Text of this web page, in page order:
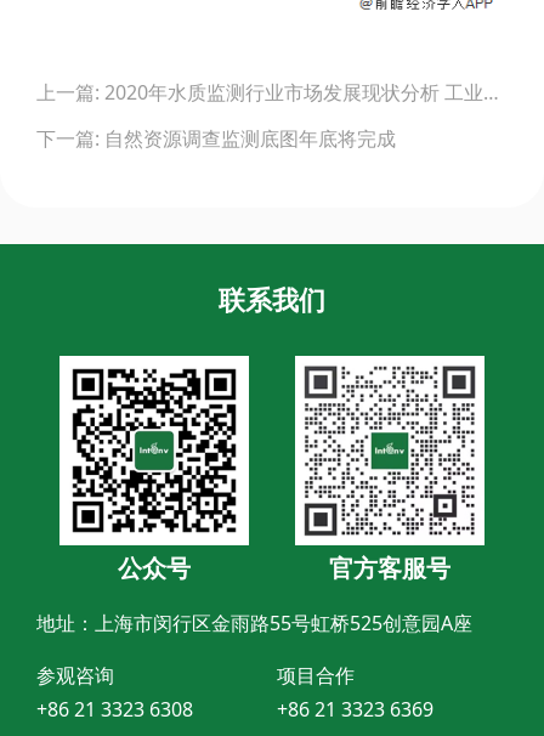
navigation
上一篇: 2020年水质监测行业市场发展现状分析 工业化进程加快
下一篇: 自然资源调查监测底图年底将完成
联系我们
公众号 官方客服号
地址：上海市闵行区金雨路55号虹桥525创意园A座
参观咨询
+86 21 3323 6308
项目合作
+86 21 3323 6369